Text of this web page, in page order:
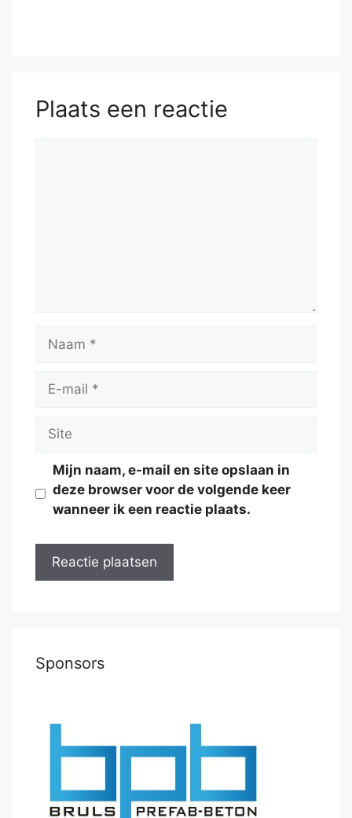
Plaats een reactie
Naam
Site
Mijn naam, e-mail en site opslaan in
deze browser voor de volgende keer
wanneer ik een reactie plaats.
Sponsors